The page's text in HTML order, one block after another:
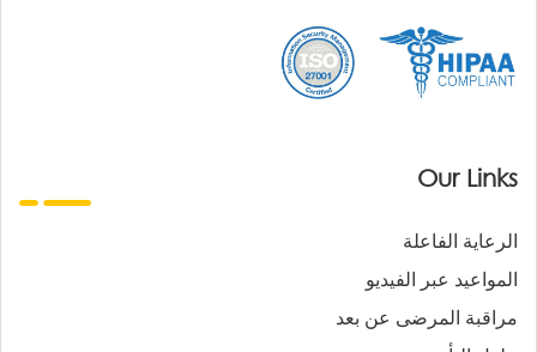
Our Links
الرعاية الفاعلة
المواعيد عبر الفيديو
مراقبة المرضى عن بعد